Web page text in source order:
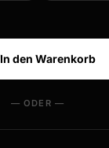
In den Warenkorb
— ODER —